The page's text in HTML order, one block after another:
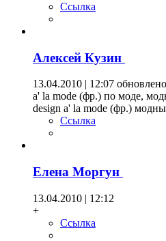
Ссылка
Алексей Кузин
13.04.2010 | 12:07
а' la mode (фр.) по моде,
design a' la mode (фр.)
Ссылка
Елена Моргун
13.04.2010 | 12:12
+
Ссылка